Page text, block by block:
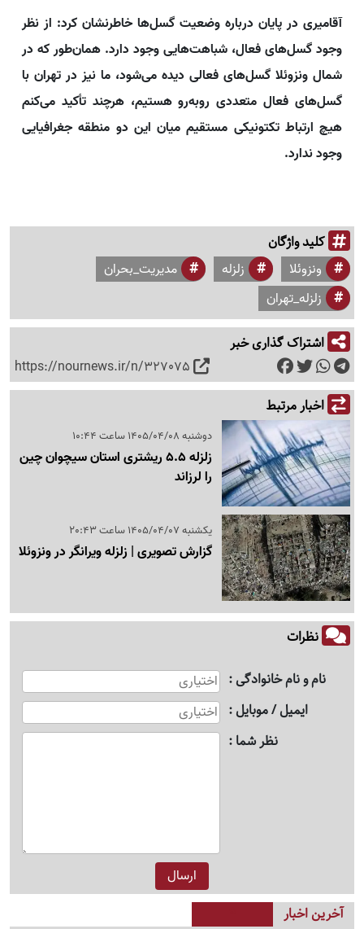
آقامیری در پایان درباره وضعیت گسل‌ها خاطرنشان کرد: از نظر
وجود گسل‌های فعال، شباهت‌هایی وجود دارد. همان‌طور که در
شمال ونزوئلا گسل‌های فعالی دیده می‌شود، ما نیز در تهران با
گسل‌های فعال متعددی روبه‌رو هستیم، هرچند تأکید می‌کنم
هیچ ارتباط تکتونیکی مستقیم میان این دو منطقه جغرافیایی
وجود ندارد.
کلید واژگان
ونزوئلا زلزله
مدیریت_بحران
زلزله_تهران
اشتراک گذاری خبر
https://nournews.ir/n/327075
اخبار مرتبط
دوشنبه 1405/04/08 ساعت 10:44
زلزله 5.5 ریشتری استان سیچوان چین
را لرزاند
یکشنبه 1405/04/07 ساعت 20:43
گزارش تصویری | زلزله ویرانگر در ونزوئلا
نظرات
نام و نام خانوادگی
ایمیل / موبایل
نظر شما
آخرین اخبار